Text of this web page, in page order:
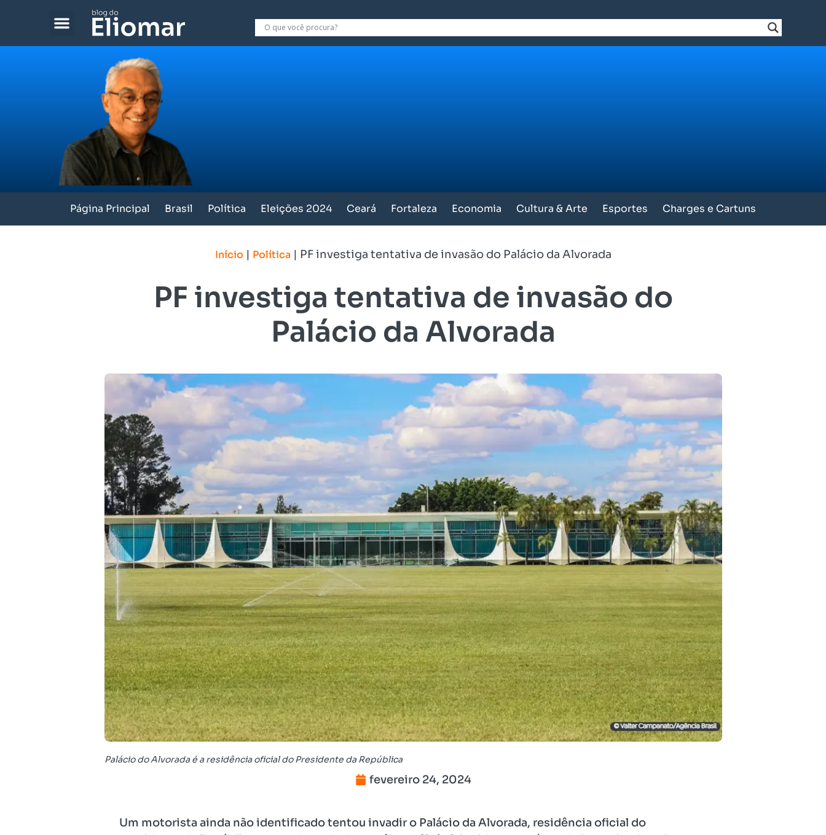
Página Principal Brasil Política Eleições 2024 Ceará Fortaleza Economia Cultura & Arte Esportes Charges e Cartuns
Início | Política | PF investiga tentativa de invasão do Palácio da Alvorada
PF investiga tentativa de invasão do
Palácio da Alvorada
Palácio do Alvorada é a residência oficial do Presidente da República
fevereiro 24, 2024
Um motorista ainda não identificado tentou invadir o Palácio da Alvorada, residência oficial do